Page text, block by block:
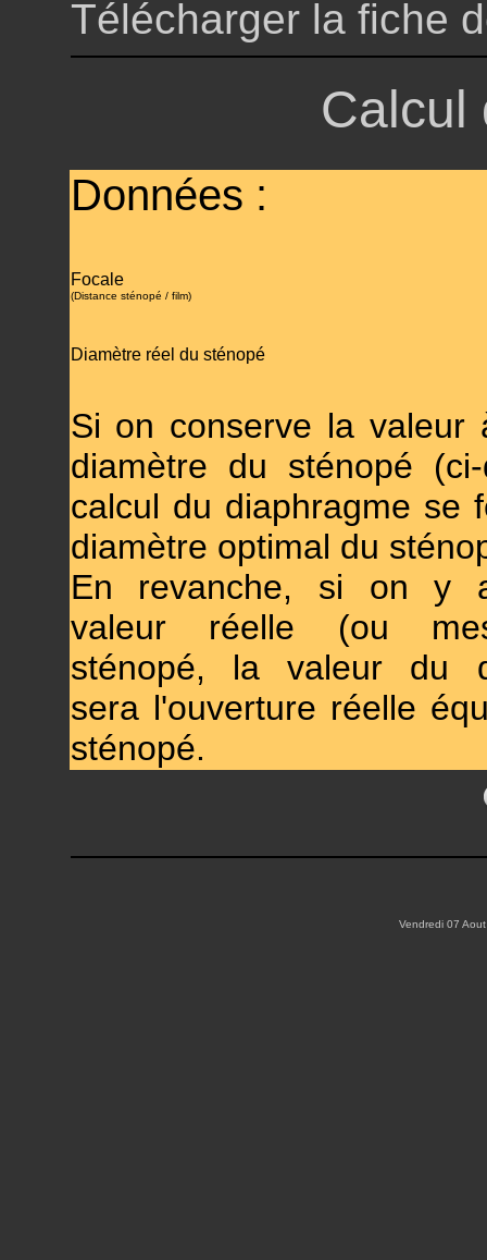
Télécharger la fiche
Calcul
Données :
Focale
(Distance sténopé / film)
Diamètre réel du sténopé
Si on conserve la valeur
diamètre du sténopé
calcul du diaphragme se
diamètre optimal du
En revanche, si on y
valeur réelle (ou
sténopé, la valeur du
sera l'ouverture réelle
sténopé.
Vendredi 07